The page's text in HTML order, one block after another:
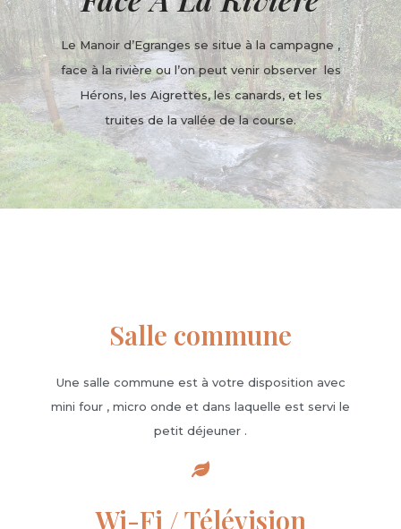
Le Manoir d’Egranges se situe à la campagne ,
face à la rivière ou l’on peut venir observer les
Hérons, les Aigrettes, les canards, et les
truites de la vallée de la course.
Salle commune
Une salle commune est à votre disposition avec
mini four , micro onde et dans laquelle est servi le
petit déjeuner .
Wi-Fi / Télévision